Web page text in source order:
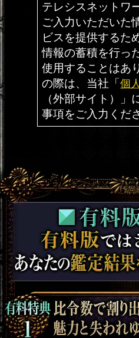
あなたの10年間の運気を
令関数』により、現在あ
んな運命の周期が巡って
のかを調べ、これからあ
こる試練と、それを乗り
をお教えします。
有料特典5 九十九(つくも)の掛
あなたの運勢を導き出す九
より、あなたが現状に立ち
ための心構えと、未来をよ
にするために心がけるべ